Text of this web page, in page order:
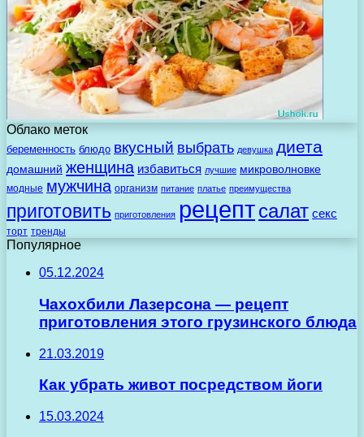
Облако меток
беременность блюдо вкусный выбрать девушка диета
домашний женщина избавиться лучшие микроволновке
модные мужчина организм питание платье преимущества
приготовить приготовления рецептсалат секс
торт тренды
Популярное
05.12.2024
Чахохбили Лазерсона — рецепт
приготовления этого грузинского блюда
21.03.2019
Как убрать живот посредством йоги
15.03.2024